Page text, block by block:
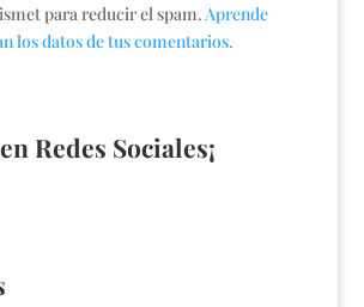
para reducir el spam.Aprende
los datos de tus comentarios.
Redes Sociales¡